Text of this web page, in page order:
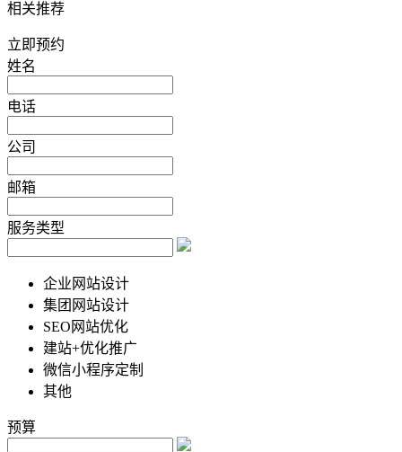
相关推荐
立即预约
姓名
电话
公司
邮箱
服务类型
企业网站设计
集团网站设计
SEO网站优化
建站+优化推广
微信小程序定制
其他
预算